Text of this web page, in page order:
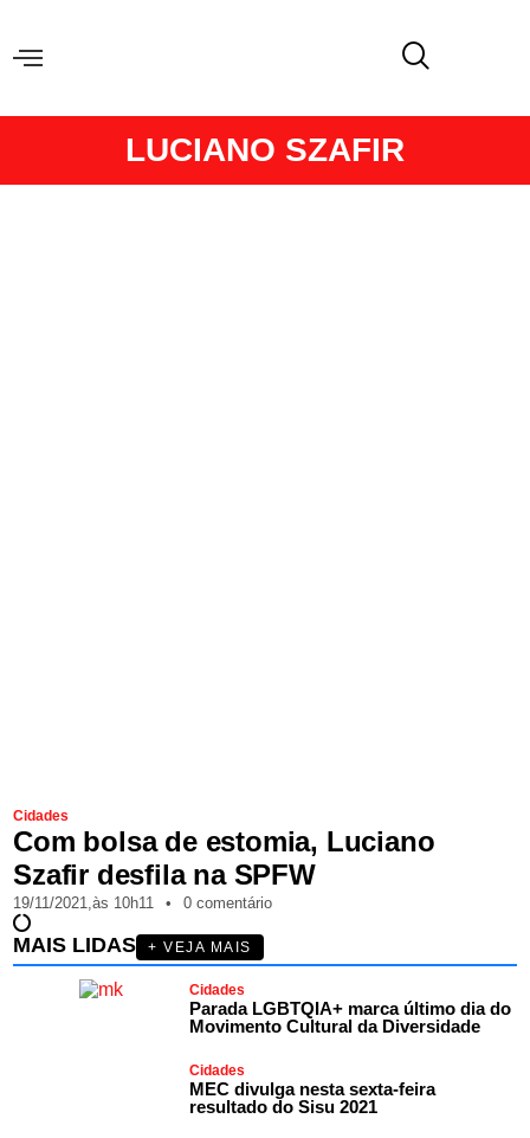
LUCIANO SZAFIR
Cidades
Com bolsa de estomia, Luciano
Szafir desfila na SPFW
19/11/2021,às 10h11 • 0 comentário
MAIS LIDAS + VEJA MAIS
Cidades
Parada LGBTQIA+ marca último dia do
Movimento Cultural da Diversidade
Cidades
MEC divulga nesta sexta-feira
resultado do Sisu 2021